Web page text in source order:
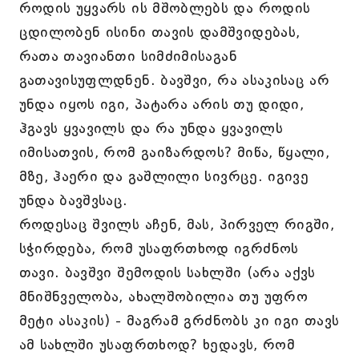
როდის უყვარს ის მშობლებს და როდის
ცდილობენ ისინი თავის დამშვიდებას,
რათა თავიანთი სიმძიმისაგან
გათავისუფლდნენ. ბავშვი, რა ასაკისაც არ
უნდა იყოს იგი, პატარა არის თუ დიდი,
ჰგავს ყვავილს და რა უნდა ყვავილს
იმისათვის, რომ გაიზარდოს? მიწა, წყალი,
მზე, ჰაერი და გაშლილი სივრცე. იგივე
უნდა ბავშვსაც.
როდესაც შვილს აჩენ, მას, პირველ რიგში,
სჭირდება, რომ უსაფრთხოდ იგრძნოს
თავი. ბავშვი შემოდის სახლში (არა აქვს
მნიშნველობა, ახალშობილია თუ უფრო
მეტი ასაკის) - მაგრამ გრძნობს კი იგი თავს
ამ სახლში უსაფრთხოდ? ხედავს, რომ